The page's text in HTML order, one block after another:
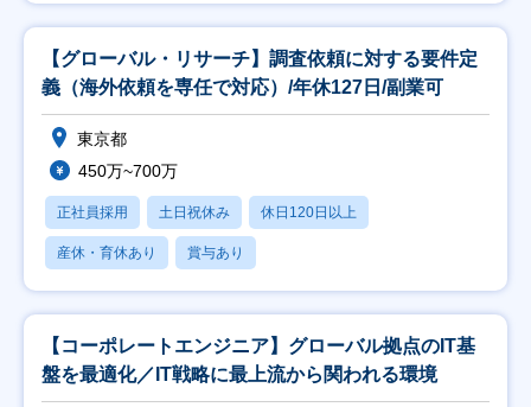
【グローバル・リサーチ】調査依頼に対する要件定
義（海外依頼を専任で対応）/年休127日/副業可
東京都
450万~700万
正社員採用 土日祝休み 休日120日以上
産休・育休あり 賞与あり
【コーポレートエンジニア】グローバル拠点のIT基
盤を最適化／IT戦略に最上流から関われる環境